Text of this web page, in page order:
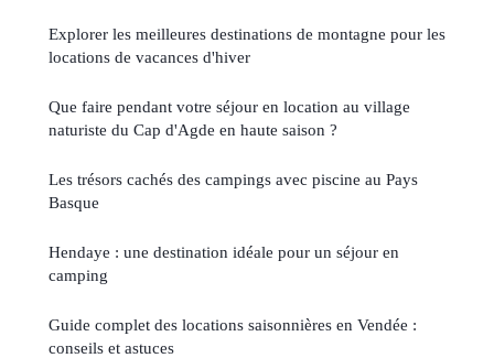
Explorer les meilleures destinations de montagne pour les
locations de vacances d'hiver
Que faire pendant votre séjour en location au village
naturiste du Cap d'Agde en haute saison ?
Les trésors cachés des campings avec piscine au Pays
Basque
Hendaye : une destination idéale pour un séjour en
camping
Guide complet des locations saisonnières en Vendée :
conseils et astuces